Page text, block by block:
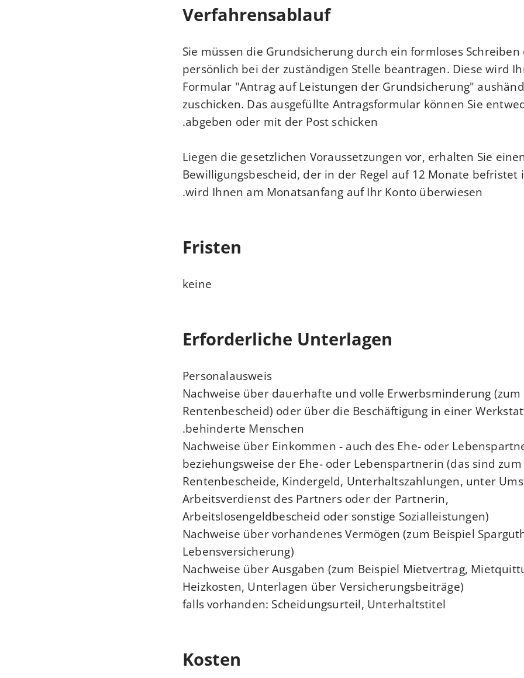
Verfahrensablauf
Sie müssen die Grundsicherung durch ein formloses Schreiben
persönlich bei der zuständigen Stelle beantragen. Diese wird
Formular "Antrag auf Leistungen der Grundsicherung"
zuschicken. Das ausgefüllte Antragsformular können Sie
abgeben oder mit der Post schicken.
Liegen die gesetzlichen Voraussetzungen vor, erhalten Sie
Bewilligungsbescheid, der in der Regel auf 12 Monate befristet
wird Ihnen am Monatsanfang auf Ihr Konto überwiesen.
Fristen
keine
Erforderliche Unterlagen
Personalausweis
Nachweise über dauerhafte und volle Erwerbsminderung (zum
Rentenbescheid) oder über die Beschäftigung in einer
behinderte Menschen.
Nachweise über Einkommen - auch des Ehe- oder
beziehungsweise der Ehe- oder Lebenspartnerin (das sind zum
Rentenbescheide, Kindergeld, Unterhaltszahlungen, unter
Arbeitsverdienst des Partners oder der Partnerin,
Arbeitslosengeldbescheid oder sonstige Sozialleistungen)
Nachweise über vorhandenes Vermögen (zum Beispiel
Lebensversicherung)
Nachweise über Ausgaben (zum Beispiel Mietvertrag,
Heizkosten, Unterlagen über Versicherungsbeiträge)
falls vorhanden: Scheidungsurteil, Unterhaltstitel
Kosten